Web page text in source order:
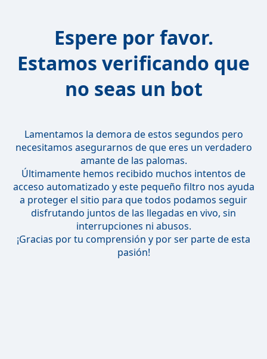
Espere por favor.
Estamos verificando que
no seas un bot
Lamentamos la demora de estos segundos pero
necesitamos asegurarnos de que eres un verdadero
amante de las palomas.
Últimamente hemos recibido muchos intentos de
acceso automatizado y este pequeño filtro nos ayuda
a proteger el sitio para que todos podamos seguir
disfrutando juntos de las llegadas en vivo, sin
interrupciones ni abusos.
¡Gracias por tu comprensión y por ser parte de esta
pasión!